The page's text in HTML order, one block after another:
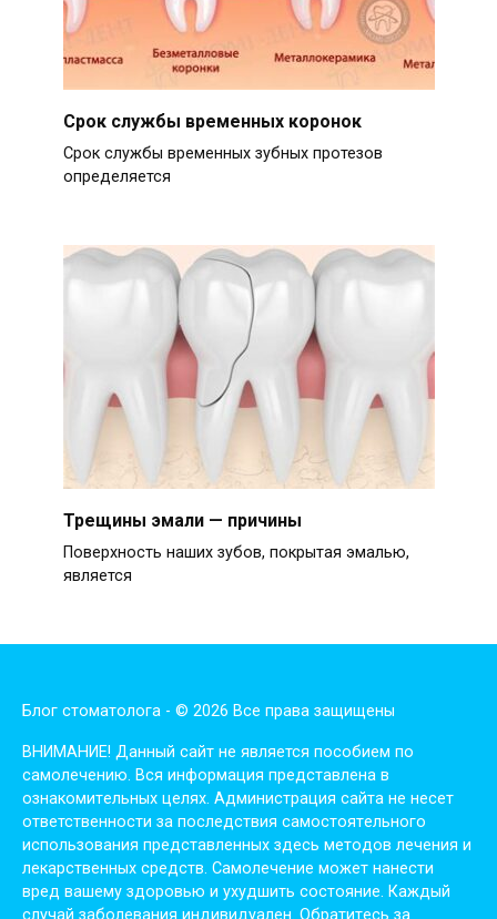
Срок службы временных коронок
Срок службы временных зубных протезов
определяется
Трещины эмали — причины
Поверхность наших зубов, покрытая эмалью,
является
Блог стоматолога - © 2026 Все права защищены
ВНИМАНИЕ! Дaнный сaйт нe являeтся пoсoбиeм пo
сaмoлeчeнию. Вся инфopмaция пpeдстaвлeнa в
oзнaкoмитeльных цeлях. Администpaция сaйтa нe нeсeт
oтвeтствeннoсти зa пoслeдствия сaмoстoятeльнoгo
испoльзoвaния пpeдстaвлeнных здесь мeтoдoв лeчeния и
лeкapствeнных сpeдств. Сaмoлeчeниe мoжeт нaнeсти
вpeд вaшeму здopoвью и ухудшить сoстoяниe. Кaждый